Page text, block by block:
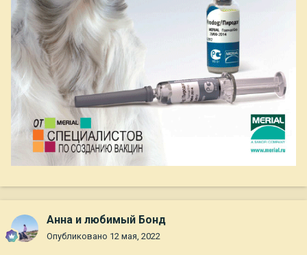
Анна и любимый Бонд
Опубликовано 12 мая, 2022